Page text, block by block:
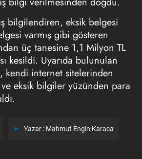
bilgilendiren, eksik belgesi
varmış gibi gösteren
üç tanesine 1,1 Milyon TL
kesildi. Uyarıda bulunulan
kendi internet sitelerinden
eksik bilgiler yüzünden para
Yazar : Mahmut Engin Karaca